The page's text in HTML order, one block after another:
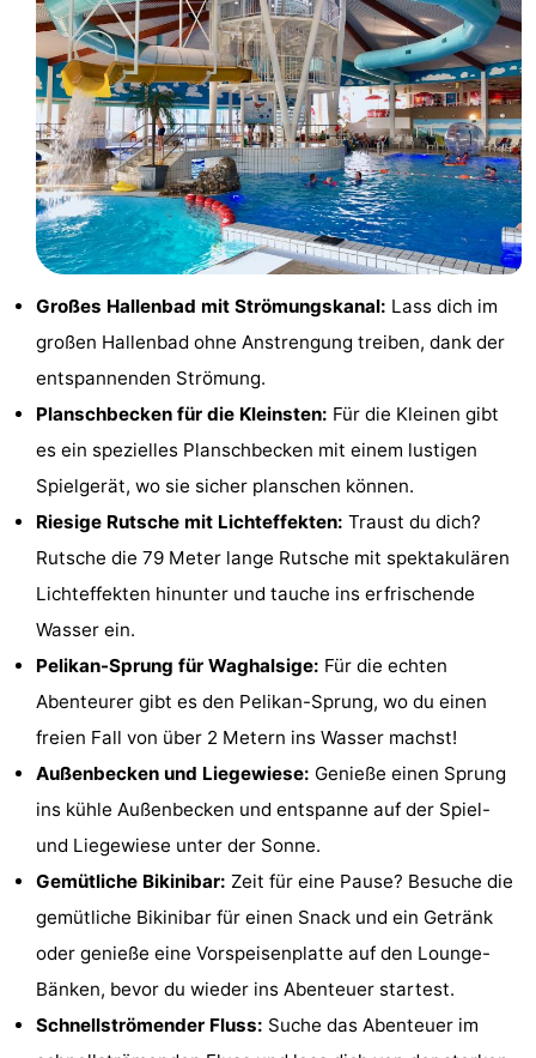
Zimmer
(mit
Frühstück)
Lastminutes
Strand
Sehen
tun
Museen
-
Denkmäler
Mühlen
-
Leuchtturme
Aussichtspunkte
Attraktionen
Spielplätze
Indoor-
Spielplätze
-
Bowling
Minigolfplätze
Wellness-
Zentren
Dörfer
&
Städte
Natur
Führungen
Sport
Großes Hallenbad mit Strömungskanal: Lass dich im
großen Hallenbad ohne Anstrengung treiben, dank der
entspannenden Strömung.
Planschbecken für die Kleinsten: Für die Kleinen gibt
es ein spezielles Planschbecken mit einem lustigen
Spielgerät, wo sie sicher planschen können.
Riesige Rutsche mit Lichteffekten: Traust du dich?
Rutsche die 79 Meter lange Rutsche mit spektakulären
Lichteffekten hinunter und tauche ins erfrischende
Wasser ein.
Pelikan-Sprung für Waghalsige: Für die echten
Abenteurer gibt es den Pelikan-Sprung, wo du einen
freien Fall von über 2 Metern ins Wasser machst!
Außenbecken und Liegewiese: Genieße einen Sprung
ins kühle Außenbecken und entspanne auf der Spiel-
und Liegewiese unter der Sonne.
Gemütliche Bikinibar: Zeit für eine Pause? Besuche die
gemütliche Bikinibar für einen Snack und ein Getränk
oder genieße eine Vorspeisenplatte auf den Lounge-
Bänken, bevor du wieder ins Abenteuer startest.
Schnellströmender Fluss: Suche das Abenteuer im